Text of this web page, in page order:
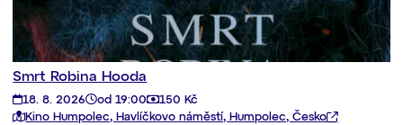
Smrt Robina Hooda
18. 8. 2026 od 19:00
150 Kč
Kino Humpolec, Havlíčkovo náměstí, Humpolec, Česko